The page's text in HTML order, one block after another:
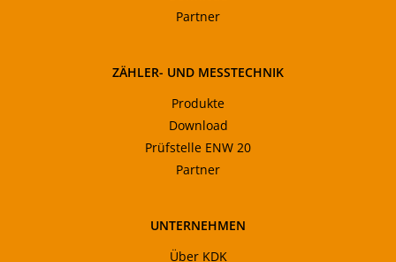
Partner
ZÄHLER- UND MESSTECHNIK
Produkte
Download
Prüfstelle ENW 20
Partner
UNTERNEHMEN
Über KDK